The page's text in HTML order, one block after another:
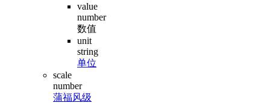
value
number
数值
unit
string
单位
scale
number
蒲福风级